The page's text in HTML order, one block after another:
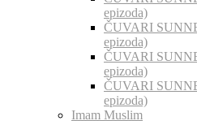
epizoda)
ČUVARI
epizoda)
ČUVARI
epizoda)
ČUVARI
epizoda)
Imam Muslim